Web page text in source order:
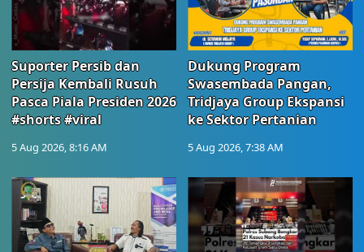
Suporter Persib dan
Persija Kembali Rusuh
Pasca Piala Presiden 2026
#shorts #viral
5 Aug 2026, 8:16 AM
Dukung Program
Swasembada Pangan,
Tridjaya Group Ekspansi
ke Sektor Pertanian
5 Aug 2026, 7:38 AM